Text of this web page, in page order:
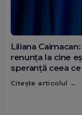
Diana Olar,
demonstrează
România
Citește articolul